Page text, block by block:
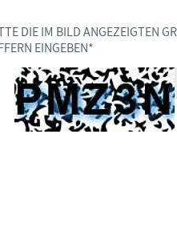
DIE IM BILD ANGEZEIGTEN
EINGEBEN *